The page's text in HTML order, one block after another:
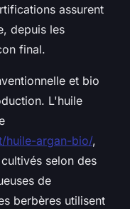
assurent
depuis les
final.
et bio
L'huile
huile-argan-bio/,
selon des
de
berbères utilisent